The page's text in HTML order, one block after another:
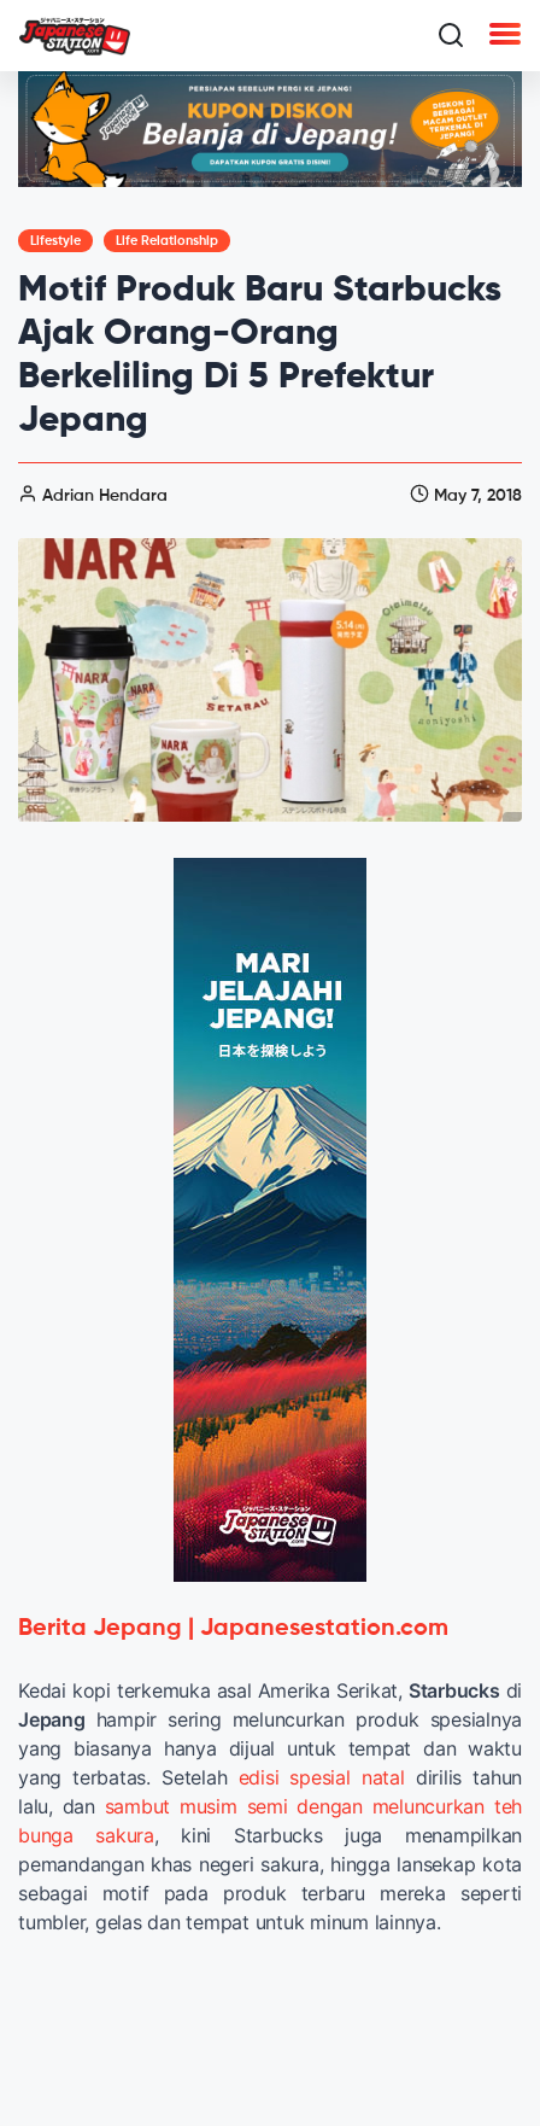
Lifestyle Life Relationship
Motif Produk Baru Starbucks
Ajak Orang-Orang
Berkeliling Di 5 Prefektur
Jepang
Adrian Hendara May 7, 2018
Berita Jepang | Japanesestation.com
Kedai kopi terkemuka asal Amerika Serikat, Starbucks di
Jepang hampir sering meluncurkan produk spesialnya
yang biasanya hanya dijual untuk tempat dan waktu
yang terbatas. Setelah edisi spesial natal dirilis tahun
lalu, dan sambut musim semi dengan meluncurkan teh
bunga sakura, kini Starbucks juga menampilkan
pemandangan khas negeri sakura, hingga lansekap kota
sebagai motif pada produk terbaru mereka seperti
tumbler, gelas dan tempat untuk minum lainnya.